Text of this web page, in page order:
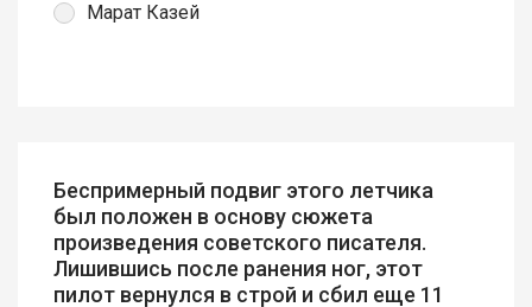
Марат Казей
Беспримерный подвиг этого летчика
был положен в основу сюжета
произведения советского писателя.
Лишившись после ранения ног, этот
пилот вернулся в строй и сбил еще 11